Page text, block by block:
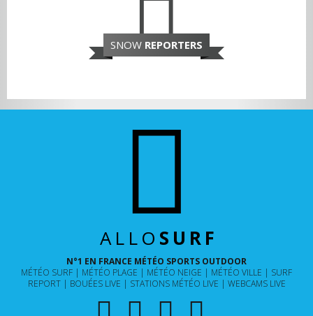
SNOW REPORTERS
ALLO SURF
N°1 EN FRANCE MÉTÉO SPORTS OUTDOOR
MÉTÉO SURF
MÉTÉO PLAGE MÉTÉO NEIGE MÉTÉO VILLE
SURF
REPORT
BOUÉES LIVE STATIONS MÉTÉO LIVE WEBCAMS LIVE